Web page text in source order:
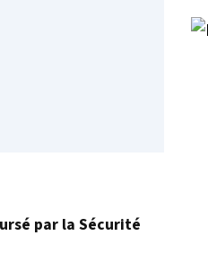
par la Sécurité